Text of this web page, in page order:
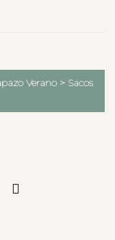
Verano > Sacos